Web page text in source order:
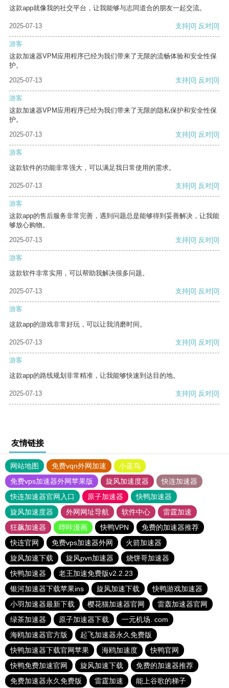
这款app就像我的社交平台，让我能够与志同道合的朋友一起交流。
2025-07-13 支持[0] 反对[0]
游客
这款加速器VPM应用程序已经为我们带来了无限的流畅体验和安全性保
护。
2025-07-13
支持[0] 反对[0]
游客
这款加速器VPM应用程序已经为我们带来了无限的隐私保护和安全性保
护。
2025-07-13
支持[0] 反对[0]
游客
这款软件的功能非常强大，可以满足我日常使用的需求。
2025-07-13 支持[0] 反对[0]
游客
这款app的售后服务非常完善，遇到问题总是能够得到妥善解决，让我能
够放心购物。
2025-07-13
支持[0] 反对[0]
游客
这款软件非常实用，可以帮助我解决很多问题。
2025-07-13 支持[0] 反对[0]
游客
这款app的游戏非常好玩，可以让我消磨时间。
2025-07-13 支持[0] 反对[0]
游客
这款app的路线规划非常精准，让我能够快速到达目的地。
2025-07-13 支持[0] 反对[0]
友情链接
网站地图 免费vqn外网加速
小蓝鸟
免费vps加速器外网苹果版
旋风加速度器
快连加速器
快连加速器官网入口
原子加速器
快鸭加速器
旋风加速度器
外网网址导航 软件中心
雷霆加速
狂飙加速器
哔咔漫画 快鸭VPN
免费的加速器推荐
快连官网
免费vps加速器外网
火箭加速器
旋风加速下载
旋风pvn加速器
烧饼哥加速器
快鸭加速器
老王加速免费版v2.2.23
银河加速器下载苹果ins
旋风加速下载
快鸭游戏加速器
小羽加速器最新下载
樱花猫加速器官网
雷轰加速器官网
绿茶加速器
原子加速器下载
一元机场. com
海鸥加速器官方版
起飞加速器永久免费版
快鸭加速器下载官网苹果
海鸥加速度
快鸭官网
快鸭免费加速官网
旋风加速下载
免费的加速器推荐
免费加速器永久免费版
雷霆加速 能上谷歌的梯子